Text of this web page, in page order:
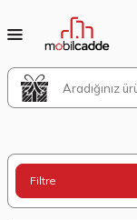
Filtre